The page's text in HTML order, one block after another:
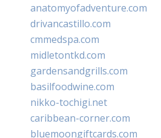
anatomyofadventure.com
drivancastillo.com
cmmedspa.com
midletontkd.com
gardensandgrills.com
basilfoodwine.com
nikko-tochigi.net
caribbean-corner.com
bluemoongiftcards.com